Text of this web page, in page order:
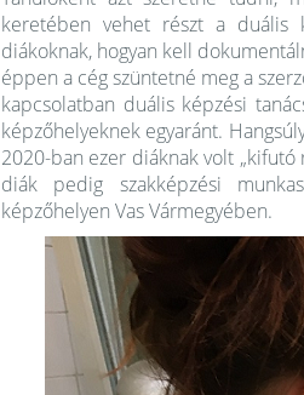
keretében vehet részt a duális
diákoknak, hogyan kell
éppen a cég szüntetné meg a
kapcsolatban duális képzési
képzőhelyeknek egyaránt.
2020-ban ezer diáknak volt
diák pedig szakképzési
képzőhelyen Vas Vármegyében.